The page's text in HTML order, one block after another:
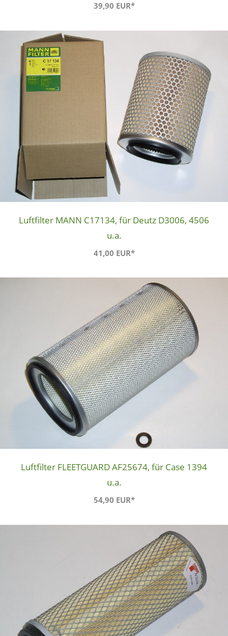
39,90 EUR*
Luftfilter MANN C17134, für Deutz D3006, 4506
u.a.
41,00 EUR*
Luftfilter FLEETGUARD AF25674, für Case 1394
u.a.
54,90 EUR*